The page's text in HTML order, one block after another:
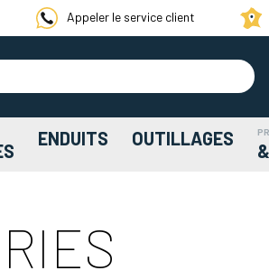
Appeler le service client
ENDUITS OUTILLAGES